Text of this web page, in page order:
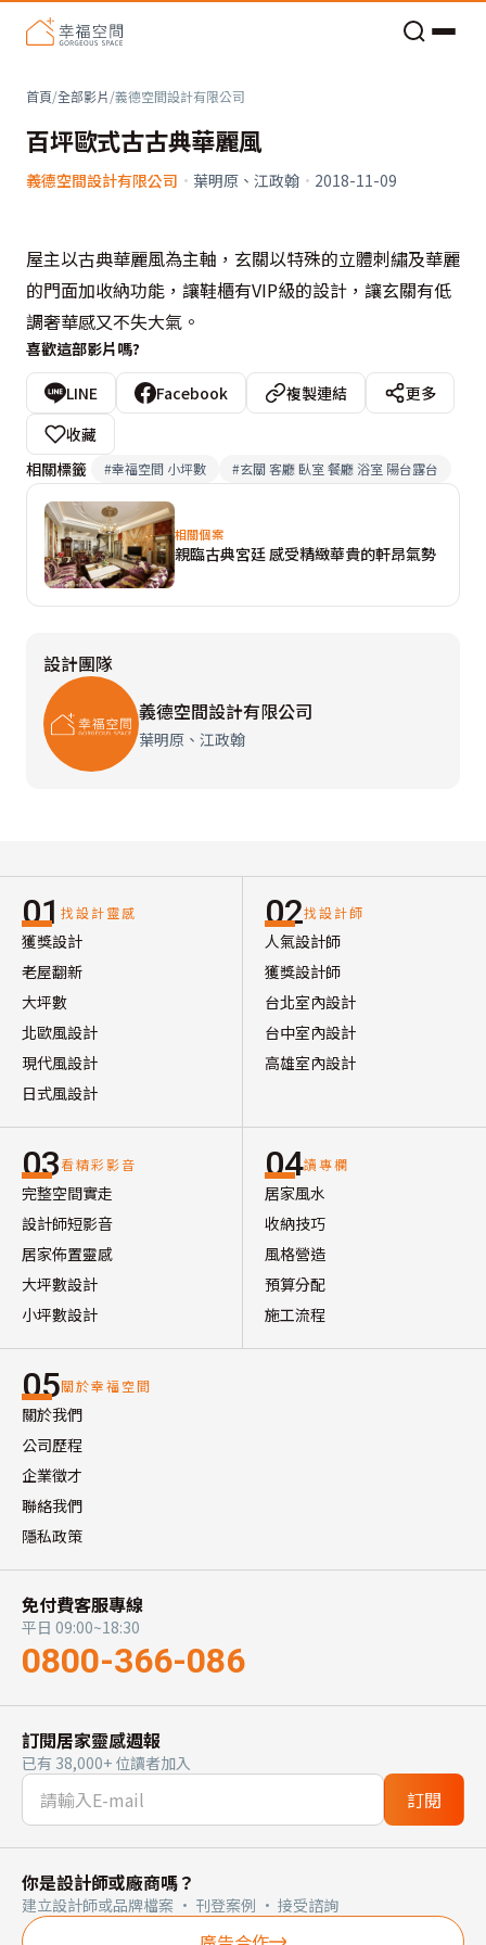
首頁/全部影片/義德空間設計有限公司
百坪歐式古古典華麗風
義德空間設計有限公司 · 葉明原、江政翰 · 2018-11-09
屋主以古典華麗風為主軸，玄關以特殊的立體刺繡及華麗
的門面加收納功能，讓鞋櫃有VIP級的設計，讓玄關有低
調奢華感又不失大氣。
喜歡這部影片嗎?
LINE Facebook 複製連結
更多
收藏
相關標籤
#幸福空間 小坪數 #玄關 客廳 臥室 餐廳 浴室 陽台露台
相關個案
親臨古典宮廷 感受精緻華貴的軒昂氣勢
設計團隊
義德空間設計有限公司
葉明原、江政翰
01 找設計靈感
獲獎設計
老屋翻新
大坪數
北歐風設計
現代風設計
日式風設計
02找設計師
人氣設計師
獲獎設計師
台北室內設計
台中室內設計
高雄室內設計
03看精彩影音
完整空間實走
設計師短影音
居家佈置靈感
大坪數設計
小坪數設計
04讀專欄
居家風水
收納技巧
風格營造
預算分配
施工流程
05關於幸福空間
關於我們
公司歷程
企業徵才
聯絡我們
隱私政策
免付費客服專線
平日 09:00~18:30
0800-366-086
訂閱居家靈感週報
已有 38,000+ 位讀者加入
訂閱
你是設計師或廠商嗎？
建立設計師或品牌檔案 · 刊登案例 · 接受諮詢